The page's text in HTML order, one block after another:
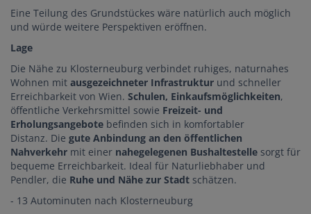
Eine Teilung des Grundstückes wäre natürlich auch möglich
und würde weitere Perspektiven eröffnen.
Lage
Die Nähe zu Klosterneuburg verbindet ruhiges, naturnahes
Wohnen mit ausgezeichneter Infrastruktur und schneller
Erreichbarkeit von Wien. Schulen, Einkaufsmöglichkeiten,
öffentliche Verkehrsmittel sowie Freizeit- und
Erholungsangebote befinden sich in komfortabler
Distanz. Die gute Anbindung an den öffentlichen
Nahverkehr mit einer nahegelegenen Bushaltestelle sorgt für
bequeme Erreichbarkeit. Ideal für Naturliebhaber und
Pendler, die Ruhe und Nähe zur Stadt schätzen.
- 13 Autominuten nach Klosterneuburg